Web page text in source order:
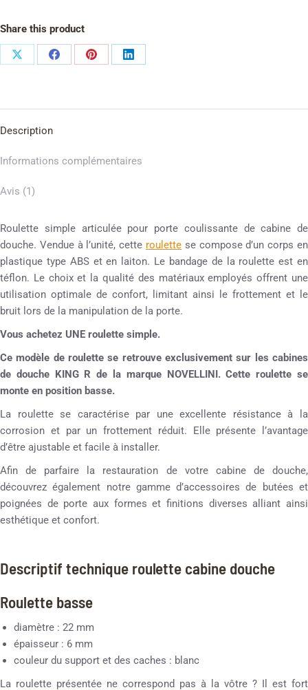
Share this product
Description
Informations complémentaires
Avis (1)
Roulette simple articulée pour porte coulissante de cabine de
douche. Vendue à l’unité, cette roulette se compose d’un corps en
plastique type ABS et en laiton. Le bandage de la roulette est en
téflon. Le choix et la qualité des matériaux employés offrent une
utilisation optimale de confort, limitant ainsi le frottement et le
bruit lors de la manipulation de la porte.
Vous achetez UNE roulette simple.
Ce modèle de roulette se retrouve exclusivement sur les cabines
de douche KING R de la marque NOVELLINI. Cette roulette se
monte en position basse.
La roulette se caractérise par une excellente résistance à la
corrosion et par un frottement réduit. Elle présente l’avantage
d’être ajustable et facile à installer.
Afin de parfaire la restauration de votre cabine de douche,
découvrez également notre gamme d’accessoires de butées et
poignées de porte aux formes et finitions diverses alliant ainsi
esthétique et confort.
Descriptif technique roulette cabine douche
Roulette basse
diamètre : 22 mm
épaisseur : 6 mm
couleur du support et des caches : blanc
La roulette présentée ne correspond pas à la vôtre ? Il est fort